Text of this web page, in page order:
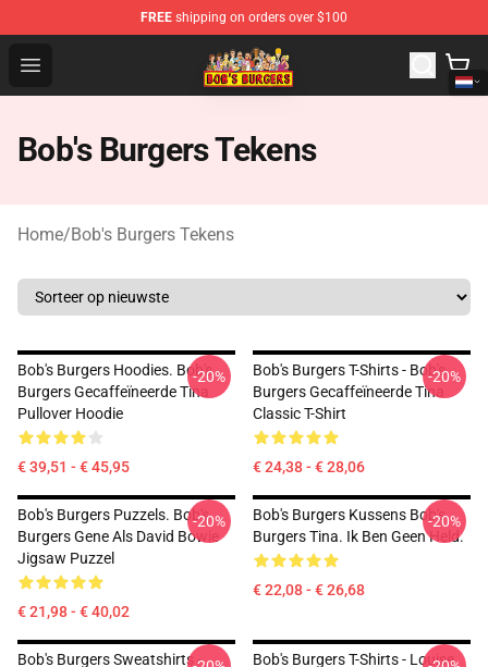
FREE shipping on orders over $100
Open menu
Bob's Burgers Store - Official Bob's Burgers Merchandise
Bob's Burgers Tekens
Home/Bob's Burgers Tekens
Bob's Burgers Hoodies. Bob's
Burgers Gecaffeïneerde Tina
Pullover Hoodie
€ 39,51 - € 45,95
-20%
Bob's Burgers T-Shirts - Bob's
Burgers Gecaffeïneerde Tina
Classic T-Shirt
€ 24,38 - € 28,06
-20%
Bob's Burgers Puzzels. Bob's
Burgers Gene Als David Bowie
Jigsaw Puzzel
€ 21,98 - € 40,02
-20%
Bob's Burgers Kussens Bob's
Burgers Tina. Ik Ben Geen Held.
€ 22,08 - € 26,68
-20%
Bob's Burgers Sweatshirts -
Bob's Burgers T-Shirts - Louise